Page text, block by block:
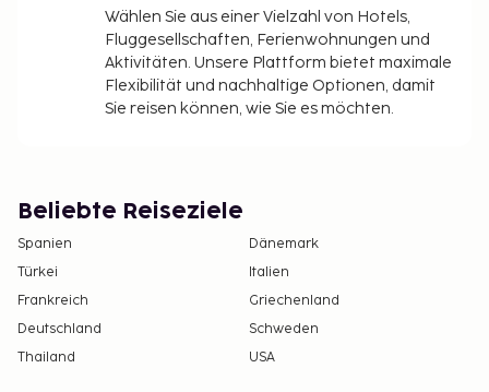
Wählen Sie aus einer Vielzahl von Hotels,
Fluggesellschaften, Ferienwohnungen und
Aktivitäten. Unsere Plattform bietet maximale
Flexibilität und nachhaltige Optionen, damit
Sie reisen können, wie Sie es möchten.
Beliebte Reiseziele
Spanien
Dänemark
Türkei
Italien
Frankreich
Griechenland
Deutschland
Schweden
Thailand
USA